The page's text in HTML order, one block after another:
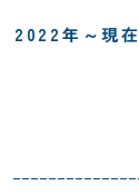
2022年～現在